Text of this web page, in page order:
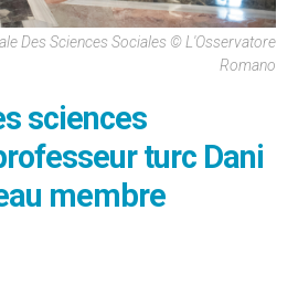
Des Sciences Sociales © L'Osservatore
Romano
sciences
turc Dani
membre